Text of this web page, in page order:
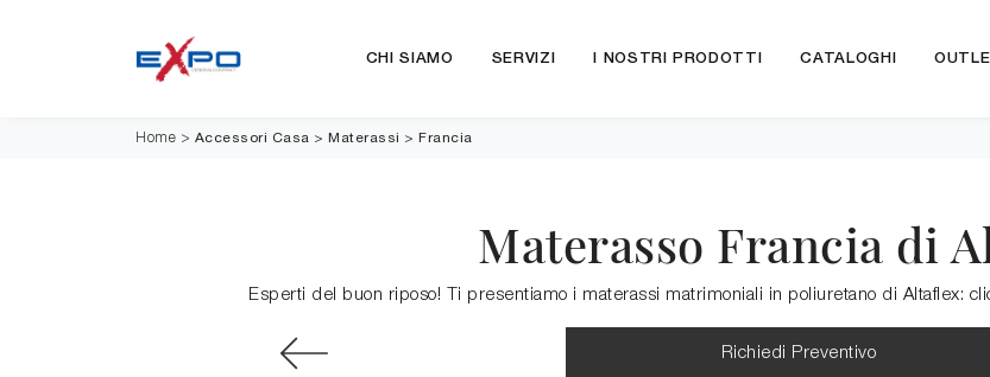
CHI SIAMO SERVIZI I NOSTRI PRODOTTI CATALOGHI
Home > Accessori Casa > Materassi > Francia
Materasso Francia di
Esperti del buon riposo! Ti presentiamo i materassi matrimoniali in poliuretano di Altaflex:
Richiedi Preventivo